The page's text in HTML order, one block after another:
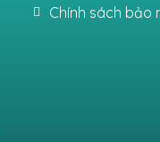
Chính sách bảo